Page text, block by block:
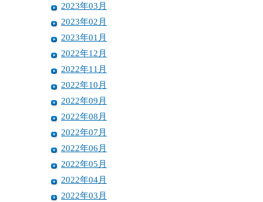
2023年03月
2023年02月
2023年01月
2022年12月
2022年11月
2022年10月
2022年09月
2022年08月
2022年07月
2022年06月
2022年05月
2022年04月
2022年03月